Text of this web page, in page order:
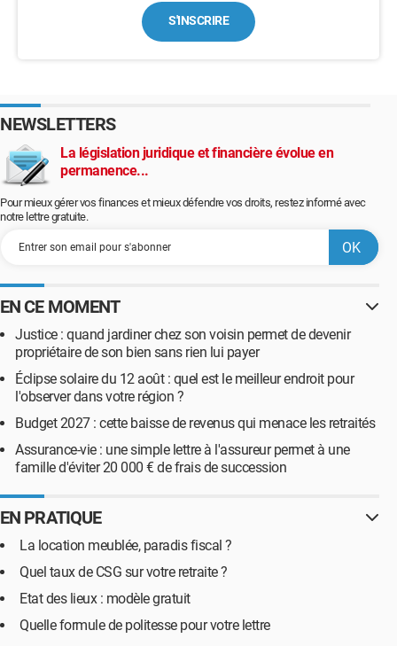
S'INSCRIRE
NEWSLETTERS
La législation juridique et financière évolue en
permanence...
Pour mieux gérer vos finances et mieux défendre vos droits, restez informé avec
notre lettre gratuite.
EN CE MOMENT
Justice : quand jardiner chez son voisin permet de devenir
propriétaire de son bien sans rien lui payer
Éclipse solaire du 12 août : quel est le meilleur endroit pour
l'observer dans votre région ?
Budget 2027 : cette baisse de revenus qui menace les retraités
Assurance-vie : une simple lettre à l'assureur permet à une
famille d'éviter 20 000 € de frais de succession
EN PRATIQUE
La location meublée, paradis fiscal ?
Quel taux de CSG sur votre retraite ?
Etat des lieux : modèle gratuit
Quelle formule de politesse pour votre lettre